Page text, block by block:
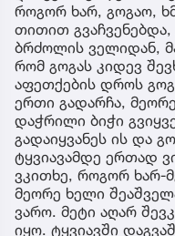
როგორ ხარ, გოგაო,
თითით გვაჩვენებდა,
ბრძოლის ველიდან,
რომ გოგას კიდევ
აფეთქების დროს
ერთი გადარჩა,
დაჭრილი ბიჭი
გადაიყვანეს ის და
ტყვიავამდე ერთად
ვკითხე, როგორ ხარ-
მეორე ხელი
ვარო. მეტი აღარ
იყო. ტყვიავში